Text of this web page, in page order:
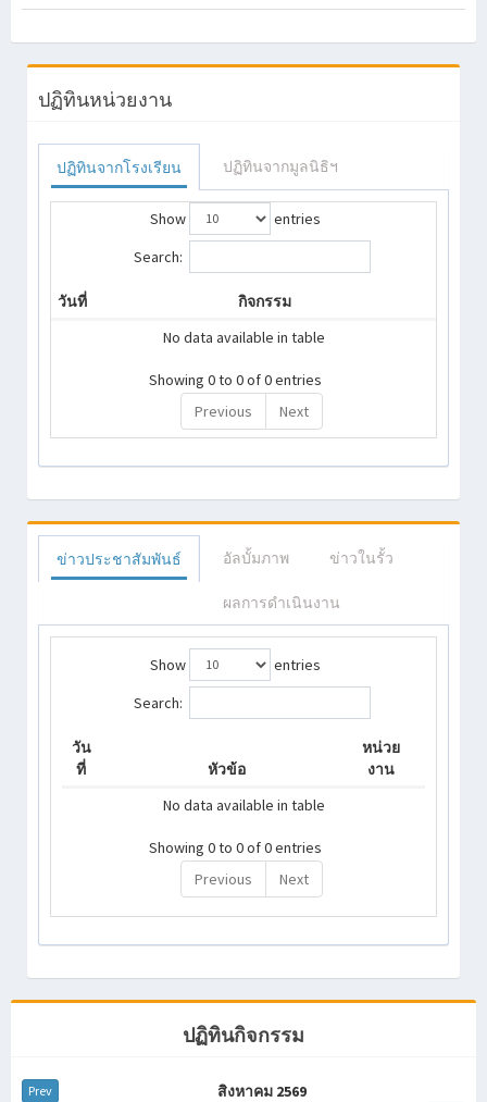
ปฏิทินหน่วยงาน
ปฏิทินจากโรงเรียน ปฏิทินจากมูลนิธิฯ
Show
entries
Search:
วันที่
กิจกรรม
No data available in table
Showing 0 to 0 of 0 entries
Previous
Next
ข่าวประชาสัมพันธ์ อัลบั้มภาพ ข่าวในรั้ว
ผลการดำเนินงาน
Show
entries
Search:
วัน
ที่
หัวข้อ
หน่วย
งาน
No data available in table
Showing 0 to 0 of 0 entries
Previous
Next
ปฏิทินกิจกรรม
Prev สิงหาคม 2569